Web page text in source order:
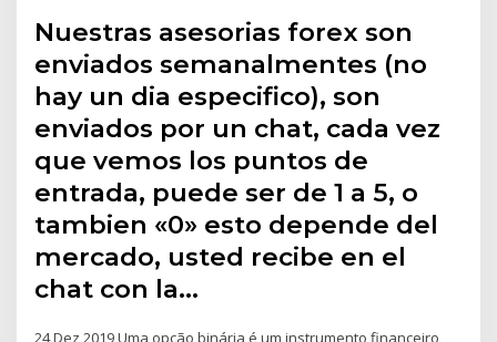
Nuestras asesorias forex son
enviados semanalmentes (no
hay un dia especifico), son
enviados por un chat, cada vez
que vemos los puntos de
entrada, puede ser de 1 a 5, o
tambien «0» esto depende del
mercado, usted recibe en el
chat con la…